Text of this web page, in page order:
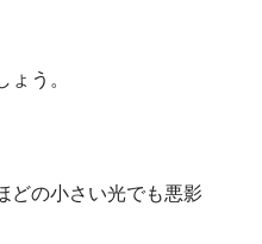
ょう。
どの小さい光でも悪影